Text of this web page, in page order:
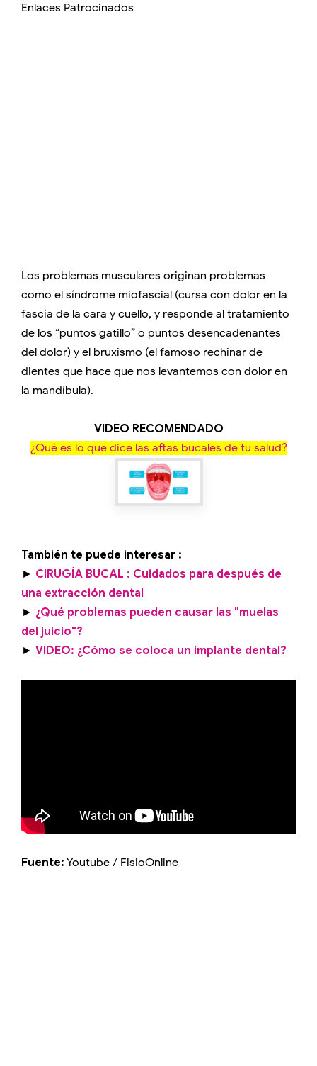
Enlaces Patrocinados
Los problemas musculares originan problemas
como el síndrome miofascial (cursa con dolor en la
fascia de la cara y cuello, y responde al tratamiento
de los “puntos gatillo” o puntos desencadenantes
del dolor) y el bruxismo (el famoso rechinar de
dientes que hace que nos levantemos con dolor en
la mandíbula).
VIDEO RECOMENDADO
¿Qué es lo que dice las aftas bucales de tu salud?
También te puede interesar :
► CIRUGÍA BUCAL : Cuidados para después de
una extracción dental
► ¿Qué problemas pueden causar las "muelas
del juicio"?
► VIDEO: ¿Cómo se coloca un implante dental?
Fuente: Youtube / FisioOnline